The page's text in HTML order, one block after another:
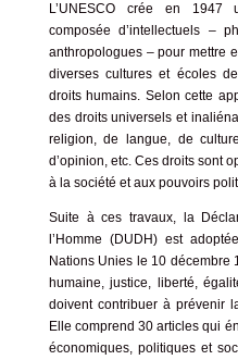
L’UNESCO crée en 1947
composée d’intellectuels –
anthropologues – pour mettre
diverses cultures et écoles
droits humains. Selon cette
des droits universels et
religion, de langue, de
d’opinion, etc. Ces droits sont
à la société et aux pouvoirs
Suite à ces travaux,
la
l’Homme (DUDH) est
Nations Unies le 10 décembre
humaine, justice, liberté,
doivent contribuer à prévenir
Elle comprend 30 articles qui
économiques, politiques et